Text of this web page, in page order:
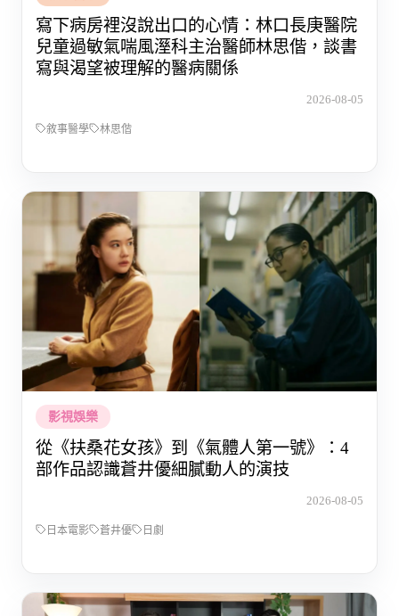
寫下病房裡沒說出口的心情：林口長庚醫院
兒童過敏氣喘風溼科主治醫師林思偕，談書
寫與渴望被理解的醫病關係
2026-08-05
敘事醫學 林思偕
影視娛樂
從《扶桑花女孩》到《氣體人第一號》：4
部作品認識蒼井優細膩動人的演技
2026-08-05
日本電影 蒼井優 日劇